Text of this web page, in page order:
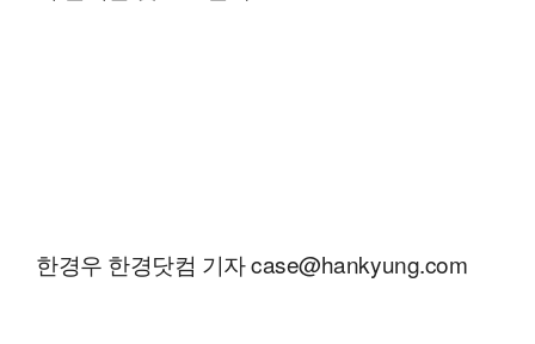
한경우 한경닷컴 기자 case@hankyung.com